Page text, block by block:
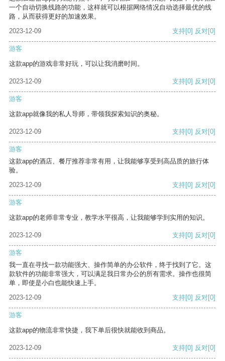
一个自动切换线路的功能，这样就可以根据网络情况自动选择最优的线
路，从而获得更好的加速效果。
2023-12-09
支持[0] 反对[0]
游客
这款app的游戏非常好玩，可以让我消磨时间。
2023-12-09 支持[0] 反对[0]
游客
这款app就像我的私人导师，带领我探索知识的奥秘。
2023-12-09 支持[0] 反对[0]
游客
这款app的酒店、餐厅推荐非常有用，让我能够享受到高品质的旅行体
验。
2023-12-09
支持[0] 反对[0]
游客
这款app的老师非常专业，教学水平很高，让我能够学到实用的知识。
2023-12-09 支持[0] 反对[0]
游客
我一直在寻找一款功能强大、操作简单的办公软件，终于找到了它。这
款软件的功能非常强大，可以满足我日常办公的所有需求。操作也很简
单，即使是小白也能快速上手。
2023-12-09
支持[0] 反对[0]
游客
这款app的物流非常快捷，我下单后很快就能收到商品。
2023-12-09 支持[0] 反对[0]